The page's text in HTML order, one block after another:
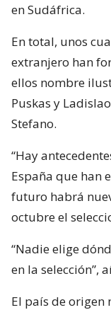
en Sudáfrica.
En total, unos
extranjero han
ellos nombre
Puskas y
Stefano.
“Hay
España que han
futuro habrá
octubre el
“Nadie elige
en la selección”,
El país de origen